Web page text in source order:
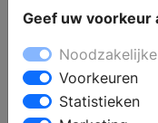
Geef uw voorkeur
Voorkeuren
Statistieken